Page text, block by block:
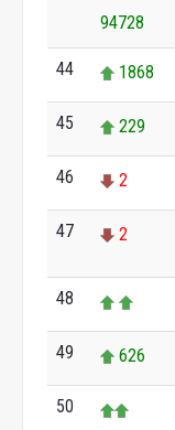
94728
44 1868
45 229
46 2
47 2
48
49 626
50